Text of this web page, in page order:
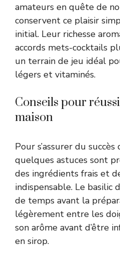
amateurs en quête de
conservent ce plaisir
initial. Leur richesse
accords mets-cocktails
un terrain de jeu idéal
légers et vitaminés.
Conseils pour
maison
Pour s’assurer du
quelques astuces sont
des ingrédients frais et
indispensable. Le
de temps avant la
légèrement entre les
son arôme avant d’être
en sirop.